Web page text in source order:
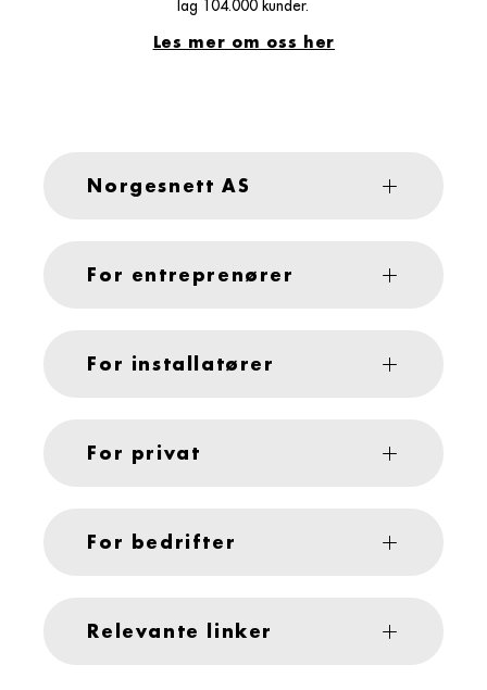
lag 104.000 kunder.
Les mer om oss her
Norgesnett AS
For entreprenører
For installatører
For privat
For bedrifter
Relevante linker